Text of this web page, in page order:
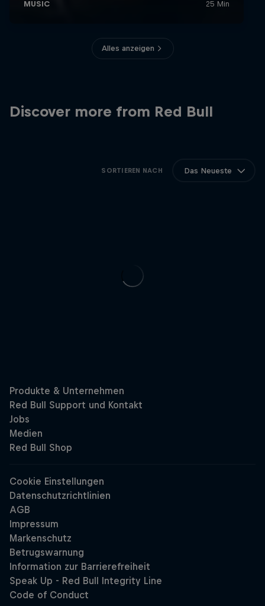
Alles anzeigen
Discover more from Red Bull
SORTIEREN NACH Das Neueste